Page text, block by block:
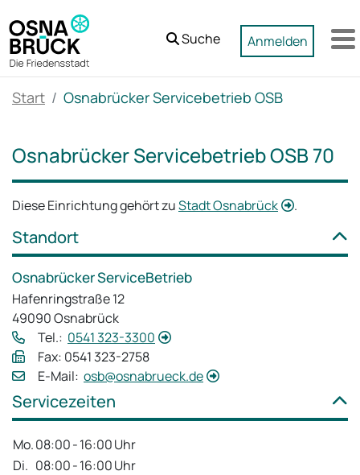
Zum Hauptinhalt springen
Suche Anmelden
Start Osnabrücker Servicebetrieb OSB
Osnabrücker Servicebetrieb OSB 70
Diese Einrichtung gehört zuStadt Osnabrück .
Standort
Osnabrücker ServiceBetrieb
Hafenringstraße 12
49090 Osnabrück
Tel.: 0541 323-3300
Fax: 0541 323-2758
E‑Mail: osb@osnabrueck.de
Servicezeiten
Mo.08:00-16:00Uhr
Di. 08:00-16:00Uhr